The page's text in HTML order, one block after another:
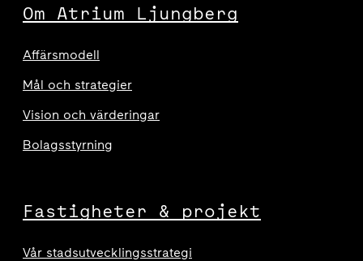
Om Atrium Ljungberg
Affärsmodell
Mål och strategier
Vision och värderingar
Bolagsstyrning
Fastigheter & projekt
Vår stadsutvecklingsstrategi